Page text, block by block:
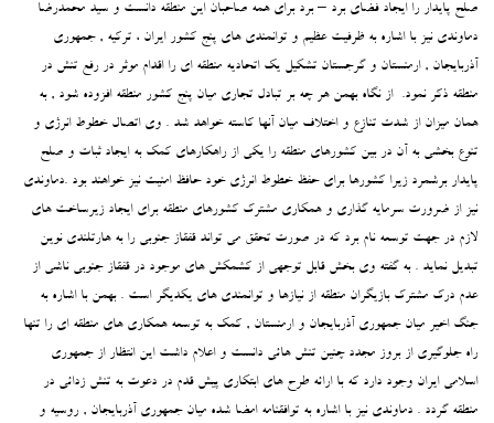
صلح پایدار را ایجاد فضای برد – برد برای همه صاحبان این منطقه دانست و سید محمدرضا
دماوندی نیز با اشاره به ظرفیت عظیم و توانمندی های پنج کشور ایران ، ترکیه , جمهوری
آذربایجان , ارمنستان و گرجستان تشکیل یک اتحادیه منطقه ای را اقدام موثر در رفع تنش در
منطقه ذکر نمود. از نگاه بهمن هر چه بر تبادل تجاری میان پنج کشور منطقه افزوده شود , به
همان میزان از شدت تنازع و اختلاف میان آنها کاسته خواهد شد . وی اتصال خطوط انرژی و
تنوع بخشی به آن در بین کشورهای منطقه را یکی از راهکارهای کمک به ایجاد ثبات و صلح
پایدار برشمرد زیرا کشورها برای حفظ خطوط انرژی خود حافظ امنیت نیز خواهند بود .دماوندی
نیز از ضرورت سرمایه گذاری و همکاری مشترک کشورهای منطقه برای ایجاد زیرساخت های
لازم در جهت توسعه نام برد که در صورت تحقق می تواند قفقاز جنوبی را به هارتلندی نوین
تبدیل نماید . به گفته وی بخش قابل توجهی از کشمکش های موجود در قفقاز جنوبی ناشی از
عدم درک مشترک بازیگران منطقه از نیازها و توانمندی های یکدیگر است . بهمن با اشاره به
جنگ اخیر میان جمهوری آذربایجان و ارمنستان , کمک به توسعه همکاری های منطقه ای را تنها
راه جلوگیری از بروز مجدد چنین تنش هائی دانست و اعلام داشت این انتظار از جمهوری
اسلامی ایران وجود دارد که با ارائه طرح های ابتکاری پیش قدم در دعوت به تنش زدائی در
منطقه گردد . دماوندی نیز با اشاره به توافقنامه امضا شده میان جمهوری آذربایجان , روسیه و